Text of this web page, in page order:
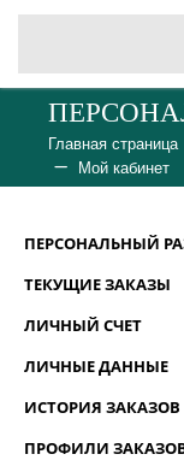
Главная страница
Мой кабинет
ПЕРСОНАЛЬНЫЙ
ТЕКУЩИЕ ЗАКАЗЫ
ЛИЧНЫЙ СЧЕТ
ЛИЧНЫЕ ДАННЫЕ
ИСТОРИЯ ЗАКАЗОВ
ПРОФИЛИ